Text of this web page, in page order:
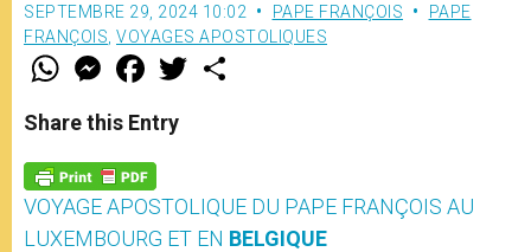
SEPTEMBRE 29, 2024 10:02 PAPE FRANÇOIS
PAPE
FRANÇOIS VOYAGES APOSTOLIQUES
W
t
s
p
p
M
e
s
e
g
e
r
F
a
e
b
o
k
w
Share this Entry
VOYAGE APOSTOLIQUE DU PAPE FRANÇOIS AU
LUXEMBOURG ET EN BELGIQUE